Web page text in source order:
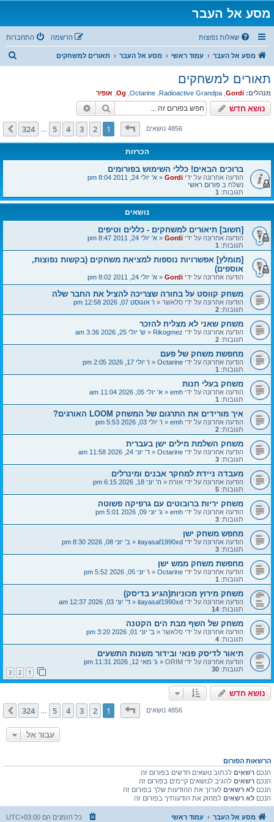
מסע אל העבר
שאלות נפוצות התחברות הרשמה
מסע אל העבר עמוד ראשי מסע אל העבר תאורים למשחקים
ח
תאורים למשחקים
מנהלים: Gordi
,
Radioactive Grandpa
,
Octarine
,
Og
, אופיר
נושא חדש חיפוש
4856 נושאיםדף1מתוך 324
1
2
3
4
5
324 הבא
הכרזות
ברוכים הבאים! כללי השימוש בפורומים
הודעה אחרונה על ידי Gordi
«א' יולי 24, 2011 8:04 pm
נשלח בפורום ראשי
תגובות: 1
נושאים
[חשוב] תיאורים למשחקים - כללים וטיפים
הודעה אחרונה על ידי Gordi
«א' יולי 24, 2011 8:47 pm
תגובות: 1
[מומלץ] אפשרויות נוספות למציאת משחקים (בקשות נפוצות,
אוספים)
הודעה אחרונה על ידי Gordi
«א' יולי 24, 2011 8:02 pm
משחק קווסט על בחורה שצריכה להציל את החבר שלה
הודעה אחרונה על ידי סלאשר«ו' אוגוסט 07, 2026 12:58 pm
תגובות: 2
משחק שאני לא מצליח להזכר
הודעה אחרונה על ידי Rikogmez
«ש' יולי 25, 2026 3:36 am
תגובות: 2
מחפשת משחק של פעם
הודעה אחרונה על ידי Octarine
«ו' יולי 17, 2026 2:05 pm
תגובות: 1
משחק בעלי חנות
הודעה אחרונה על ידי emh
«א' יולי 05, 2026 11:04 am
תגובות: 1
איך מורידים את התרגום של המשחק LOOM האורגים?
הודעה אחרונה על ידי emh
«ו' יולי 03, 2026 5:53 pm
תגובות: 2
משחק השלמת מילים ישן בעברית
הודעה אחרונה על ידי Octarine
«ד' יוני 24, 2026 11:58 am
תגובות: 3
מעבדה ניידת למחקר אבנים ומינרלים
הודעה אחרונה על ידי אורח«ה' יוני 18, 2026 6:15 pm
תגובות: 5
משחק יריות ברובוטים עם גרפיקה פשוטה
הודעה אחרונה על ידי emh
«ג' יוני 09, 2026 5:01 pm
תגובות: 3
מחפש משחק ישן
הודעה אחרונה על ידי itayasaf1990xd
«ב' יוני 08, 2026 8:30 pm
תגובות: 3
מחפשת משחק ממש ישן
הודעה אחרונה על ידי Octarine
«ו' יוני 05, 2026 5:52 pm
תגובות: 1
משחק מירוץ מכוניות(הגיע בדיסק)
הודעה אחרונה על ידי itayasaf1990xd
«ד' יוני 03, 2026 12:37 am
תגובות: 14
משחק של השף מבת הים הקטנה
הודעה אחרונה על ידי סלאשר«ב' יוני 01, 2026 3:20 pm
תגובות: 4
תיאור לדיסק פנאי ובידור משנות התשעים
הודעה אחרונה על ידי ORIM
«ג' מאי 12, 2026 11:31 pm
תגובות: 30
2
3
נושא חדש
4856 נושאיםדף1מתוך 324
1
2
3
4
5
324 הבא
עבור אל
הרשאות הפורום
הנכם רשאיםלכתוב נושאים חדשים בפורום זה
הנכם רשאיםלהגיב לנושאים קיימים בפורום זה
הנכם לא רשאיםלערוך את ההודעות שלך בפורום זה
הנכם לא רשאיםלמחוק את הודעותיך בפורום זה
מסע אל העבר עמוד ראשי כל הזמנים הם UTC+03:00